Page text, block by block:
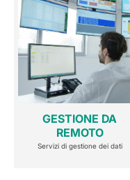
GESTIONE DA
REMOTO
Servizi di gestione dei dati